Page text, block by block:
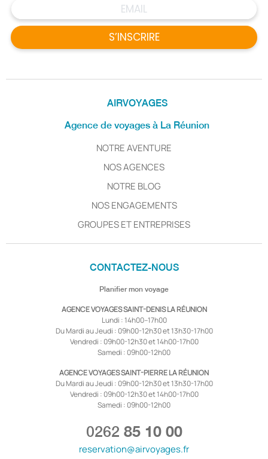
AIRVOYAGES
Agence de voyages à La Réunion
NOTRE AVENTURE
NOS AGENCES
NOTRE BLOG
NOS ENGAGEMENTS
GROUPES ET ENTREPRISES
S’INSCRIRE
CONTACTEZ-NOUS
Planifier mon voyage
AGENCE VOYAGES SAINT-DENIS LA RÉUNION
Lundi : 14h00–17h00
Du Mardi au Jeudi : 09h00-12h30 et 13h30-17h00
Vendredi : 09h00-12h30 et 14h00-17h00
Samedi : 09h00-12h00
AGENCE VOYAGES SAINT-PIERRE LA RÉUNION
Du Mardi au Jeudi : 09h00-12h30 et 13h30-17h00
Vendredi : 09h00-12h30 et 14h00-17h00
Samedi : 09h00-12h00
0262 85 10 00
reservation@airvoyages.fr